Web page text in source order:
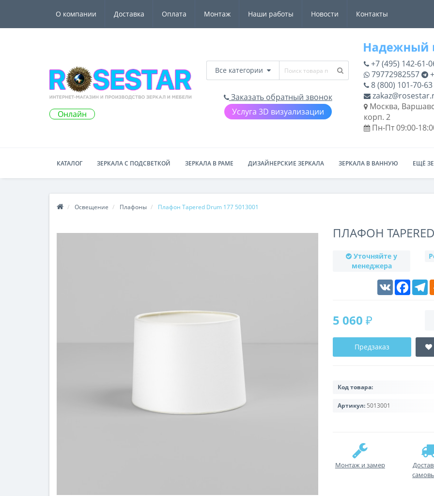
О компании Доставка Оплата Монтаж Наши работы Новости Контакты
Онлайн
Все категории
Заказать обратный звонок
Услуга 3D визуализации
+7 (495) 142-61-
79772982557
8 (800) 101-70-63
Москва,
корп. 2
Пн-Пт 09:00-
КАТАЛОГ ЗЕРКАЛА С ПОДСВЕТКОЙ ЗЕРКАЛА В РАМЕ ДИЗАЙНЕРСКИЕ ЗЕРКАЛА ЗЕРКАЛА В ВАННУЮ ЕЩЁ
Освещение Плафоны Плафон Tapered Drum 177 5013001
ПЛАФОН
Уточняйте у
менеджера
VK
5 060 ₽
Предзаказ
Код товара:
Артикул: 5013001
Монтаж и замер